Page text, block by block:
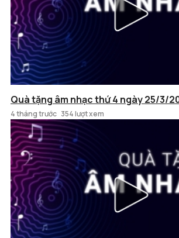
Quà tặng âm nhạc thứ 4 ngày 25/3/
4 tháng trước 354 lượt xem